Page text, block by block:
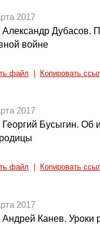
2017
Александр Дубасов.
войне
файл Копировать
2017
Бусыгин. Об
файл Копировать
2017
Андрей Канев. Уроки